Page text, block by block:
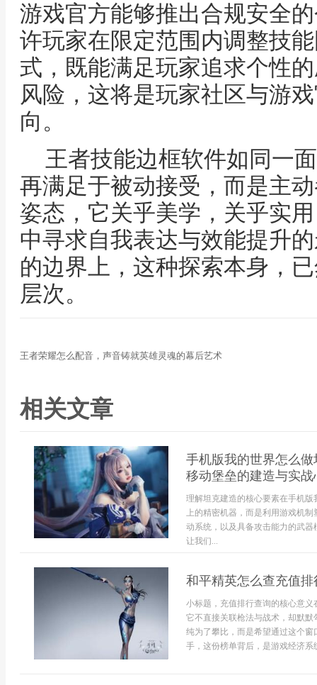
游戏官方能够推出合规安全
许玩家在限定范围内调整技
式，既能满足玩家追求个性
风险，这将是玩家社区与游
向。
王者技能边框软件如同一
再满足于被动接受，而是主
姿态，它关乎美学，关乎实
中寻求自我表达与效能提升
的边界上，这种探索本身，
层次。
王者荣耀怎么配音，声音铸就英雄灵魂的幕后艺术
相关文章
手机版我的世界怎么
移动堡垒的建造与实战
理解坦克建造的核心要素在手机
上的精密机器，而是利用游戏机
动系统，以及具备攻击能力的武
让我们...
和平精英怎么查充值
小标题，充值排行查询的核心意
它不直接关联枪法与战术，却默
纯为了攀比，而是希望通过这个
手，这份榜单背后，是游戏经济系